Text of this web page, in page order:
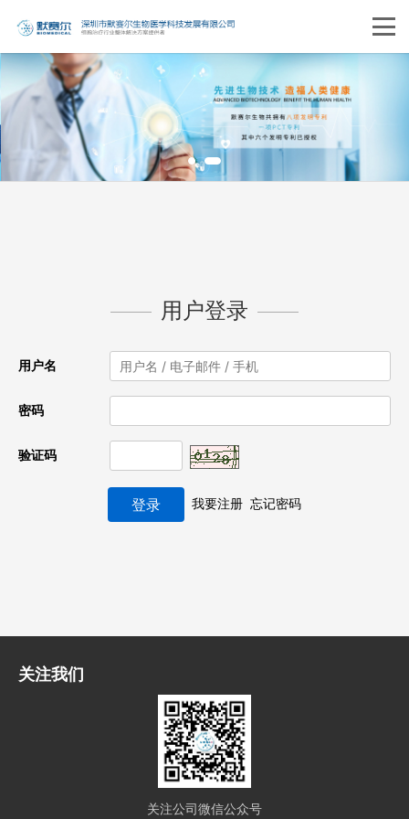
用户登录
用户名
密码
验证码
我要注册 忘记密码
关注我们
关注公司微信公众号